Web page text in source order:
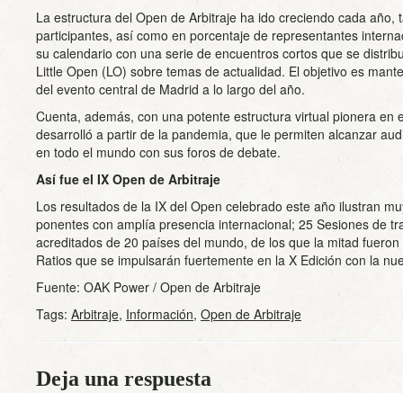
La estructura del Open de Arbitraje ha ido creciendo cada año,
participantes, así como en porcentaje de representantes
su calendario con una serie de encuentros cortos que se
Little Open (LO) sobre temas de actualidad. El objetivo es
del evento central de Madrid a lo largo del año.
Cuenta, además, con una potente estructura virtual pionera en
desarrolló a partir de la pandemia, que le permiten alcanzar
en todo el mundo con sus foros de debate.
Así fue el IX Open de Arbitraje
Los resultados de la IX del Open celebrado este año ilustran
ponentes con amplía presencia internacional; 25 Sesiones de
acreditados de 20 países del mundo, de los que la mitad
Ratios que se impulsarán fuertemente en la X Edición con la
Fuente: OAK Power / Open de Arbitraje
Tags: Arbitraje, Información, Open de Arbitraje
Deja una respuesta